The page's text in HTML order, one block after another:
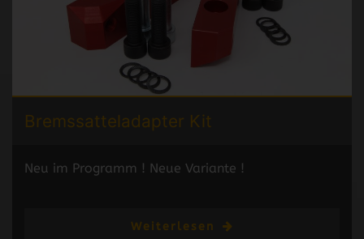
Bremssatteladapter Kit
Neu im Programm ! Neue Variante !
Weiterlesen